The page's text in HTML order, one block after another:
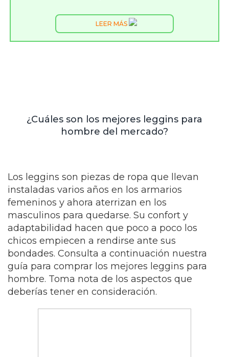
LEER MÁS
¿Cuáles son los mejores leggins para
hombre del mercado?
Los leggins son piezas de ropa que llevan
instaladas varios años en los armarios
femeninos y ahora aterrizan en los
masculinos para quedarse. Su confort y
adaptabilidad hacen que poco a poco los
chicos empiecen a rendirse ante sus
bondades. Consulta a continuación nuestra
guía para comprar los mejores leggins para
hombre. Toma nota de los aspectos que
deberías tener en consideración.